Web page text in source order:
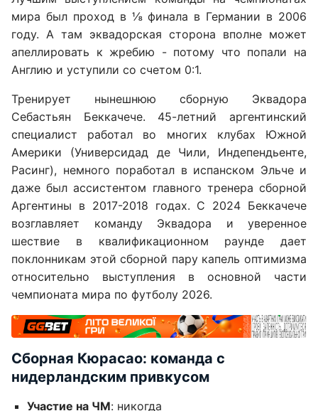
мира был проход в ⅛ финала в Германии в 2006
году. А там эквадорская сторона вполне может
апеллировать к жребию - потому что попали на
Англию и уступили со счетом 0:1.
Тренирует нынешнюю сборную Эквадора
Себастьян Беккачече. 45-летний аргентинский
специалист работал во многих клубах Южной
Америки (Универсидад де Чили, Индепендьенте,
Расинг), немного поработал в испанском Эльче и
даже был ассистентом главного тренера сборной
Аргентины в 2017-2018 годах. С 2024 Беккачече
возглавляет команду Эквадора и уверенное
шествие в квалификационном раунде дает
поклонникам этой сборной пару капель оптимизма
относительно выступления в основной части
чемпионата мира по футболу 2026.
Сборная Кюрасао: команда с
нидерландским привкусом
Участие на ЧМ: никогда